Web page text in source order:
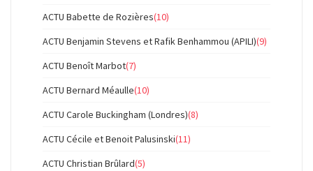
ACTU Babette de Rozières(10)
ACTU Benjamin Stevens et Rafik Benhammou (APILI)(9)
ACTU Benoît Marbot(7)
ACTU Bernard Méaulle(10)
ACTU Carole Buckingham (Londres)(8)
ACTU Cécile et Benoit Palusinski(11)
ACTU Christian Brûlard(5)